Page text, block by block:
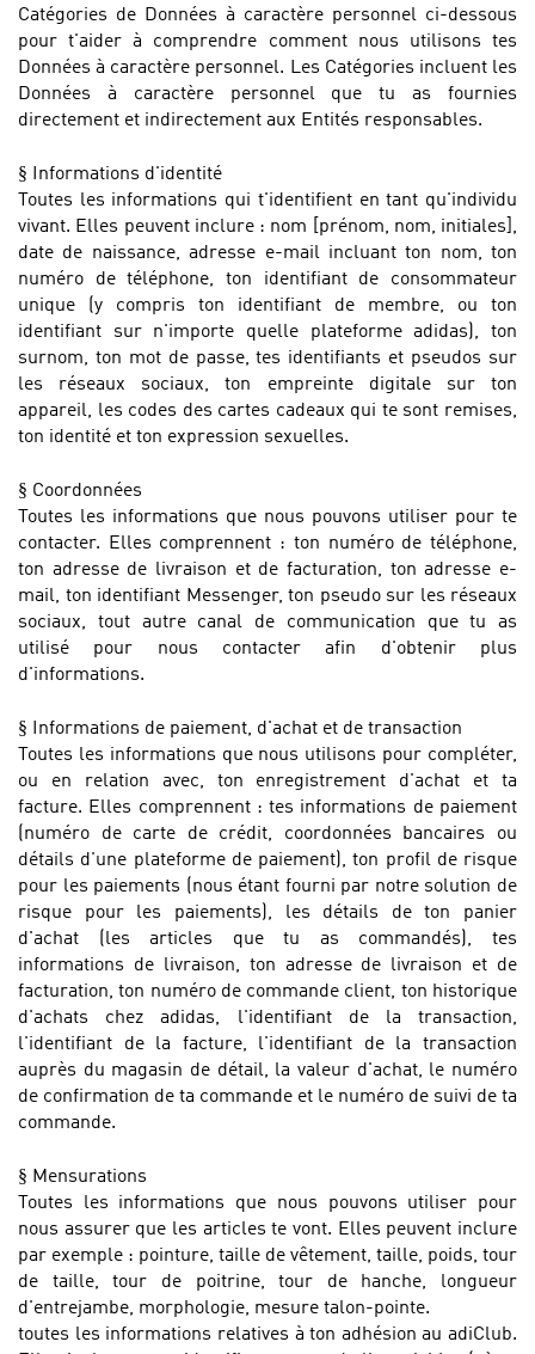
Catégories de Données à caractère personnel ci-dessous
pour t'aider à comprendre comment nous utilisons tes
Données à caractère personnel. Les Catégories incluent les
Données à caractère personnel que tu as fournies
directement et indirectement aux Entités responsables.
§
Informations d'identité
Toutes les informations qui t'identifient en tant qu'individu
vivant. Elles peuvent inclure : nom [prénom, nom, initiales],
date de naissance, adresse e-mail incluant ton nom, ton
numéro de téléphone, ton identifiant de consommateur
unique (y compris ton identifiant de membre, ou ton
identifiant sur n'importe quelle plateforme adidas), ton
surnom, ton mot de passe, tes identifiants et pseudos sur
les réseaux sociaux, ton empreinte digitale sur ton
appareil, les codes des cartes cadeaux qui te sont remises,
ton identité et ton expression sexuelles.
§ Coordonnées
Toutes les informations que nous pouvons utiliser pour te
contacter. Elles comprennent : ton numéro de téléphone,
ton adresse de livraison et de facturation, ton adresse e-
mail, ton identifiant Messenger, ton pseudo sur les réseaux
sociaux, tout autre canal de communication que tu as
utilisé pour nous contacter afin d'obtenir plus
d'informations.
§
Informations de paiement, d'achat et de transaction
Toutes les informations que nous utilisons pour compléter,
ou en relation avec, ton enregistrement d'achat et ta
facture. Elles comprennent : tes informations de paiement
(numéro de carte de crédit, coordonnées bancaires ou
détails d'une plateforme de paiement), ton profil de risque
pour les paiements (nous étant fourni par notre solution de
risque pour les paiements), les détails de ton panier
d'achat (les articles que tu as commandés), tes
informations de livraison, ton adresse de livraison et de
facturation, ton numéro de commande client, ton historique
d'achats chez adidas, l'identifiant de la transaction,
l'identifiant de la facture, l'identifiant de la transaction
auprès du magasin de détail, la valeur d'achat, le numéro
de confirmation de ta commande et le numéro de suivi de ta
commande.
§ Mensurations
Toutes les informations que nous pouvons utiliser pour
nous assurer que les articles te vont. Elles peuvent inclure
par exemple : pointure, taille de vêtement, taille, poids, tour
de taille, tour de poitrine, tour de hanche, longueur
d'entrejambe, morphologie, mesure talon-pointe.
toutes les informations relatives à ton adhésion au adiClub.